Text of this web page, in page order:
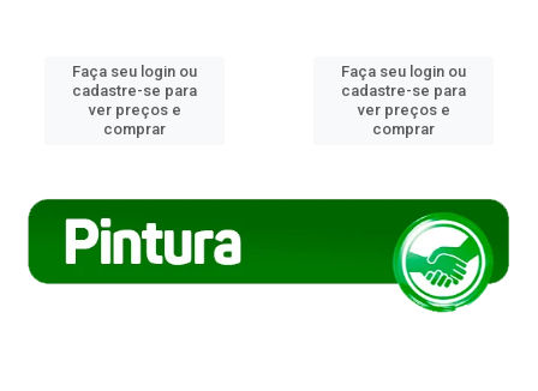
Faça seu login ou
cadastre-se para
ver preços e
comprar
Faça seu login ou
cadastre-se para
ver preços e
comprar